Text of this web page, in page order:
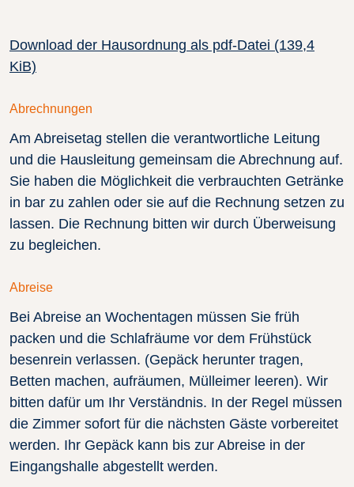
Download der Hausordnung als pdf-Datei (139,4
KiB)
Abrechnungen
Am Abreisetag stellen die verantwortliche Leitung
und die Hausleitung gemeinsam die Abrechnung auf.
Sie haben die Möglichkeit die verbrauchten Getränke
in bar zu zahlen oder sie auf die Rechnung setzen zu
lassen. Die Rechnung bitten wir durch Überweisung
zu begleichen.
Abreise
Bei Abreise an Wochentagen müssen Sie früh
packen und die Schlafräume vor dem Frühstück
besenrein verlassen. (Gepäck herunter tragen,
Betten machen, aufräumen, Mülleimer leeren). Wir
bitten dafür um Ihr Verständnis. In der Regel müssen
die Zimmer sofort für die nächsten Gäste vorbereitet
werden. Ihr Gepäck kann bis zur Abreise in der
Eingangshalle abgestellt werden.